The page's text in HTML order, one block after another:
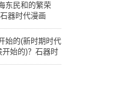
东民和的繁荣
器时代漫画
始的(新时期时代
始的)？石器时